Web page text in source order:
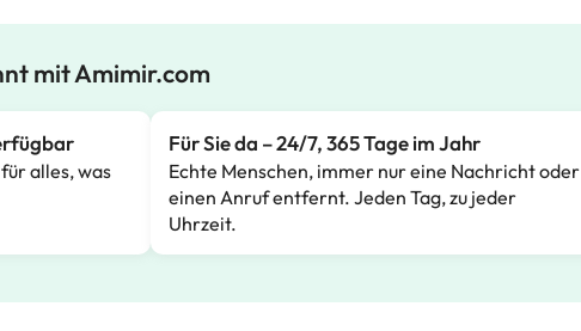
mit Amimir.com
alles, was
Für Sie da – 24/7, 365 Tage im Jahr
Echte Menschen, immer nur eine Nachricht oder
einen Anruf entfernt. Jeden Tag, zu jeder
Uhrzeit.